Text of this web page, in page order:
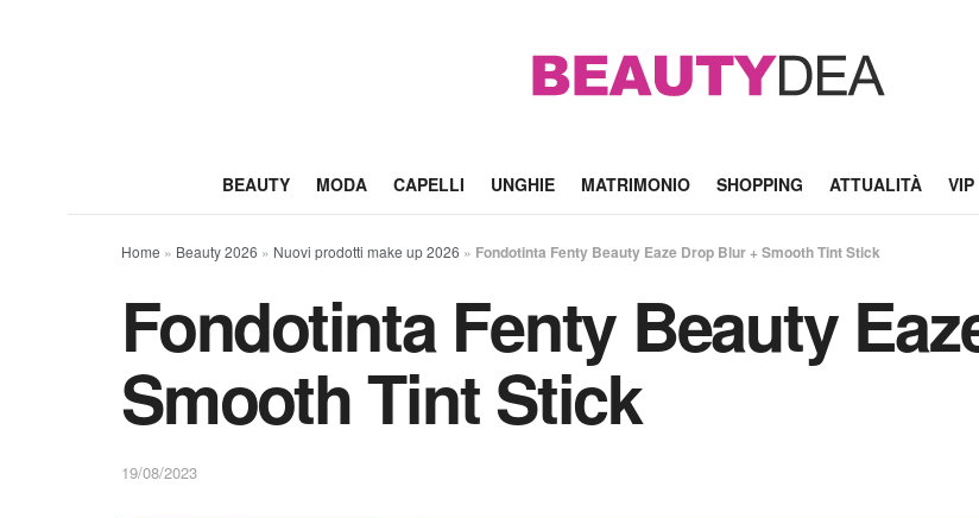
BEAUTY MODA CAPELLI UNGHIE MATRIMONIO SHOPPING ATTUALITÀ VIP
Home » Beauty 2026 » Nuovi prodotti make up 2026 » Fondotinta Fenty Beauty Eaze Drop Blur + Smooth Tint Stick
Fondotinta Fenty Beauty
Smooth Tint Stick
19/08/2023